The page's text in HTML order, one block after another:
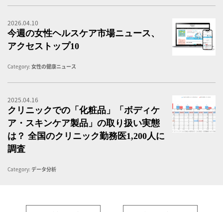
2026.04.10
今週の女性ヘルスケア市場ニュース、
アクセストップ10
Category: 女性の健康ニュース
2025.04.16
クリニックでの「化粧品」「ボディケ
ア・スキンケア製品」の取り扱い実態
は？ 全国のクリニック勤務医1,200人に
調査
Category: データ分析